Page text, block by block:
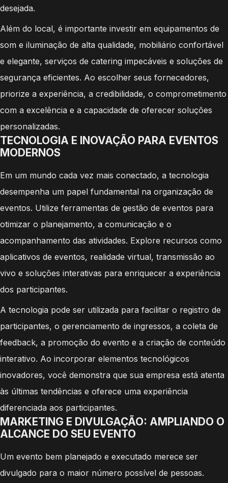
desejada.
Além do local, é importante investir em equipamentos de
som e iluminação de alta qualidade, mobiliário confortável
e elegante, serviços de catering impecáveis e soluções de
segurança eficientes. Ao escolher seus fornecedores,
priorize a experiência, a credibilidade, o comprometimento
com a excelência e a capacidade de oferecer soluções
personalizadas.
TECNOLOGIA E INOVAÇÃO PARA EVENTOS
MODERNOS
Em um mundo cada vez mais conectado, a tecnologia
desempenha um papel fundamental na organização de
eventos. Utilize ferramentas de gestão de eventos para
otimizar o planejamento, a comunicação e o
acompanhamento das atividades. Explore recursos como
aplicativos de eventos, realidade virtual, transmissão ao
vivo e soluções interativas para enriquecer a experiência
dos participantes.
A tecnologia pode ser utilizada para facilitar o registro de
participantes, o gerenciamento de ingressos, a coleta de
feedback, a promoção do evento e a criação de conteúdo
interativo. Ao incorporar elementos tecnológicos
inovadores, você demonstra que sua empresa está atenta
às últimas tendências e oferece uma experiência
diferenciada aos participantes.
MARKETING E DIVULGAÇÃO: AMPLIANDO O
ALCANCE DO SEU EVENTO
Um evento bem planejado e executado merece ser
divulgado para o maior número possível de pessoas.